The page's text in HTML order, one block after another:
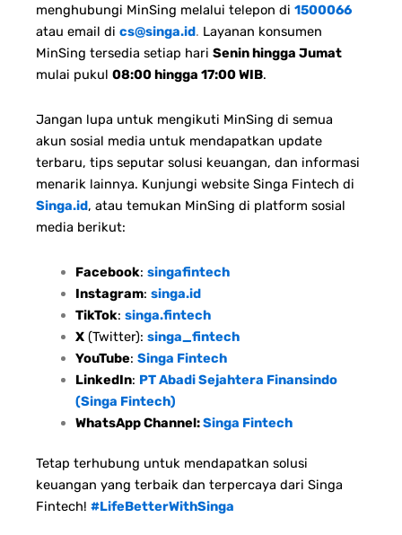
menghubungi MinSing melalui telepon di 1500066
atau email di cs@singa.id. Layanan konsumen
MinSing tersedia setiap hari Senin hingga Jumat
mulai pukul 08:00 hingga 17:00 WIB.
Jangan lupa untuk mengikuti MinSing di semua
akun sosial media untuk mendapatkan update
terbaru, tips seputar solusi keuangan, dan informasi
menarik lainnya. Kunjungi website Singa Fintech di
Singa.id, atau temukan MinSing di platform sosial
media berikut:
Facebook: singafintech
Instagram: singa.id
TikTok: singa.fintech
X(Twitter): singa_fintech
YouTube: Singa Fintech
LinkedIn: PT Abadi Sejahtera Finansindo
(Singa Fintech)
WhatsApp Channel:Singa Fintech
Tetap terhubung untuk mendapatkan solusi
keuangan yang terbaik dan terpercaya dari Singa
Fintech! #LifeBetterWithSinga